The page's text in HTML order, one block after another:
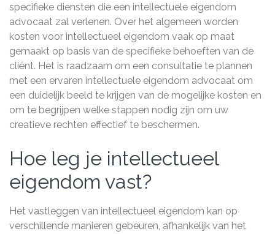
specifieke diensten die een intellectuele eigendom
advocaat zal verlenen. Over het algemeen worden
kosten voor intellectueel eigendom vaak op maat
gemaakt op basis van de specifieke behoeften van de
cliënt. Het is raadzaam om een ​​consultatie te plannen
met een ervaren intellectuele eigendom advocaat om
een duidelijk beeld te krijgen van de mogelijke kosten en
om te begrijpen welke stappen nodig zijn om uw
creatieve rechten effectief te beschermen.
Hoe leg je intellectueel
eigendom vast?
Het vastleggen van intellectueel eigendom kan op
verschillende manieren gebeuren, afhankelijk van het